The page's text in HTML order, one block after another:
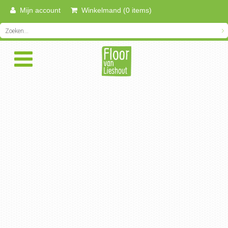
Mijn account Winkelmand (0 items)